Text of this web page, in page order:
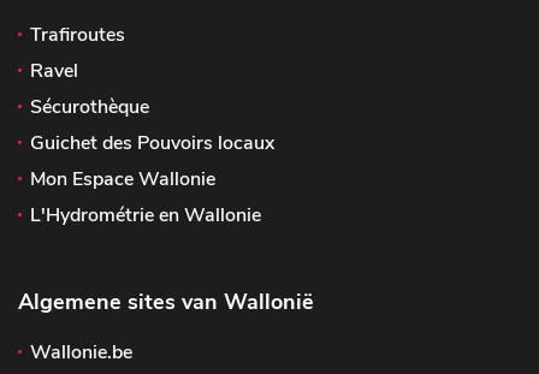
Trafiroutes
Ravel
Sécurothèque
Guichet des Pouvoirs locaux
Mon Espace Wallonie
L'Hydrométrie en Wallonie
Algemene sites van Wallonië
Wallonie.be